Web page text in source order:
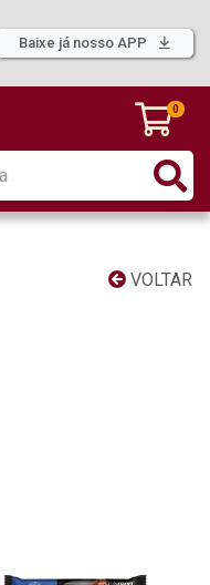
Baixe já nosso APP
0
VOLTAR